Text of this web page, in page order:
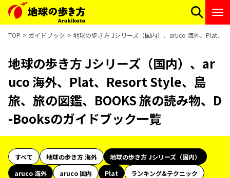
TOP ガイドブック 地球の歩き方 Jシリーズ（国内）、aruco 海外、Plat、
地球の歩き方 Jシリーズ（国内）、ar
uco 海外、Plat、Resort Style、島
旅、旅の図鑑、BOOKS 旅の読み物、D
-Booksのガイドブック一覧
すべて 地球の歩き方 海外
地球の歩き方 Jシリーズ（国内）
aruco 海外
aruco 国内 Plat
ランキング&テクニック